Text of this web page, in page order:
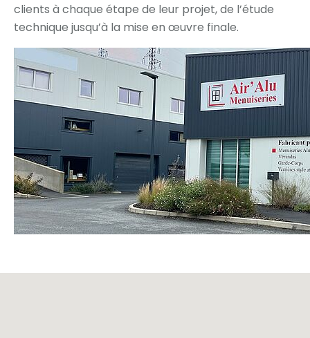
clients à chaque étape de leur projet, de l’étude
technique jusqu’à la mise en œuvre finale.